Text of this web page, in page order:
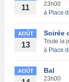
11
23h00
à Place
AOÛT
13
Soirée
Toute la
à Place
AOÛT Bal
23h00